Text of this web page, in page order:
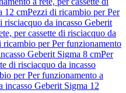
12 cmPezzi di ricambio per Per
risciacquo da incasso Geberit
per cassette di risciacquo da
ricambio per Per funzionamento
Geberit Sigma 8 cmPer
di risciacquo da incasso
per Per funzionamento a
incasso Geberit Sigma 12